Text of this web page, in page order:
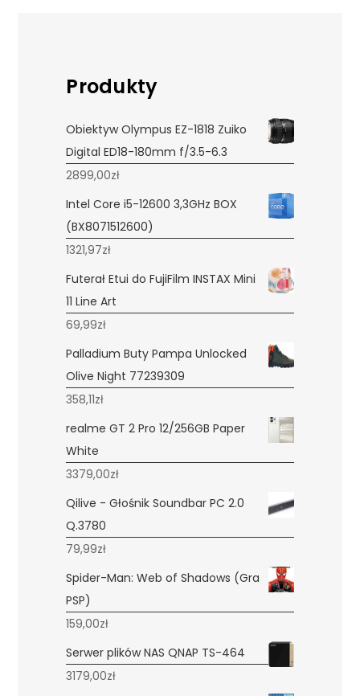
Produkty
Obiektyw Olympus EZ-1818 Zuiko
Digital ED18-180mm f/3.5-6.3
2899,00zł
Intel Core i5-12600 3,3GHz BOX
(BX8071512600)
1321,97zł
Futerał Etui do FujiFilm INSTAX Mini
11 Line Art
69,99zł
Palladium Buty Pampa Unlocked
Olive Night 77239309
358,11zł
realme GT 2 Pro 12/256GB Paper
White
3379,00zł
Qilive - Głośnik Soundbar PC 2.0
Q.3780
79,99zł
Spider-Man: Web of Shadows (Gra
PSP)
159,00zł
Serwer plików NAS QNAP TS-464
3179,00zł